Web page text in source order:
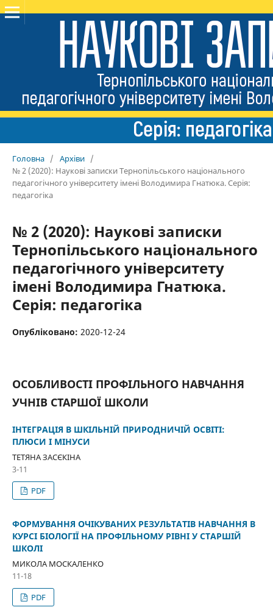
Головна / Архіви /
№ 2 (2020): Наукові записки Тернопільського національного
педагогічного університету імені Володимира Гнатюка. Серія:
педагогіка
№ 2 (2020): Наукові записки
Тернопільського національного
педагогічного університету
імені Володимира Гнатюка.
Серія: педагогіка
Опубліковано: 2020-12-24
ОСОБЛИВОСТІ ПРОФІЛЬНОГО НАВЧАННЯ
УЧНІВ СТАРШОЇ ШКОЛИ
ІНТЕГРАЦІЯ В ШКІЛЬНІЙ ПРИРОДНИЧІЙ ОСВІТІ:
ПЛЮСИ І МІНУСИ
ТЕТЯНА ЗАСЄКІНА
3-11
PDF
ФОРМУВАННЯ ОЧІКУВАНИХ РЕЗУЛЬТАТІВ НАВЧАННЯ В
КУРСІ БІОЛОГІЇ НА ПРОФІЛЬНОМУ РІВНІ У СТАРШІЙ
ШКОЛІ
МИКОЛА МОСКАЛЕНКО
11-18
PDF